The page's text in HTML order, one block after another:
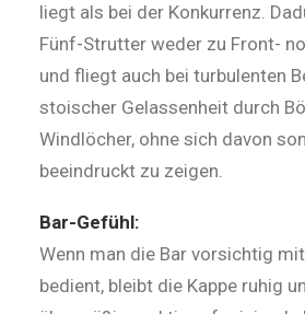
liegt als bei der Konkurrenz.
Fünf-Strut­ter weder zu Front-
und fliegt auch bei turbulenten
stoischer Gelassenheit durch
Windlöcher, ohne sich davon
beeindruckt zu zeigen.
Bar-Gefühl:
Wenn man die Bar vorsichtig
bedient, bleibt die Kappe ruhig